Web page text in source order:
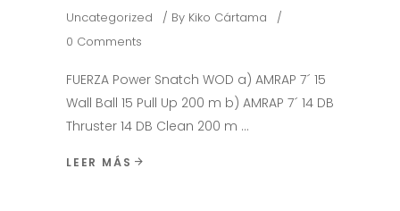
Uncategorized By Kiko Cártama
0 Comments
FUERZA Power Snatch WOD a) AMRAP 7´ 15
Wall Ball 15 Pull Up 200 m b) AMRAP 7´ 14 DB
Thruster 14 DB Clean 200 m
LEER MÁS